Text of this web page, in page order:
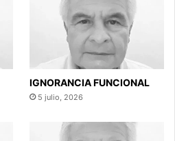
IGNORANCIA FUNCIONAL
5 julio, 2026